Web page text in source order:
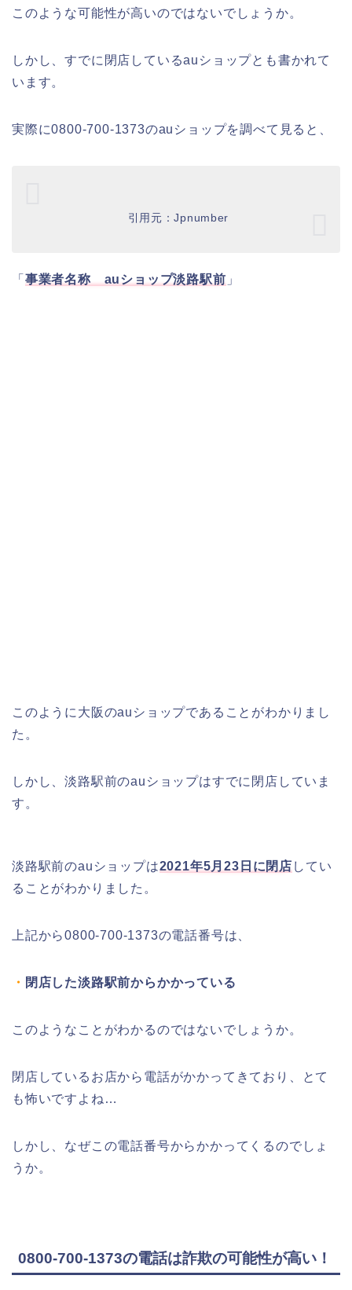
このような可能性が高いのではないでしょうか。
しかし、すでに閉店しているauショップとも書かれて
います。
実際に0800-700-1373のauショップを調べて見ると、
引用元：Jpnumber
「 事業者名称 auショップ淡路駅前 」
このように大阪のauショップであることがわかりまし
た。
しかし、淡路駅前のauショップはすでに閉店していま
す。
淡路駅前のauショップは2021年5月23日に閉店 してい
ることがわかりました。
上記から0800-700-1373の電話番号は、
・ 閉店した淡路駅前からかかっている
このようなことがわかるのではないでしょうか。
閉店しているお店から電話がかかってきており、とて
も怖いですよね…
しかし、なぜこの電話番号からかかってくるのでしょ
うか。
0800-700-1373の電話は詐欺の可能性が高い！